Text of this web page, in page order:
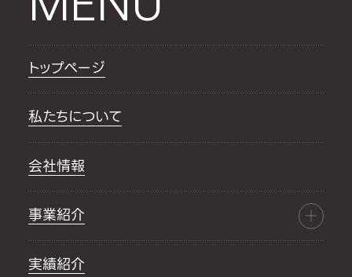
トップページ
私たちについて
会社情報
事業紹介
実績紹介